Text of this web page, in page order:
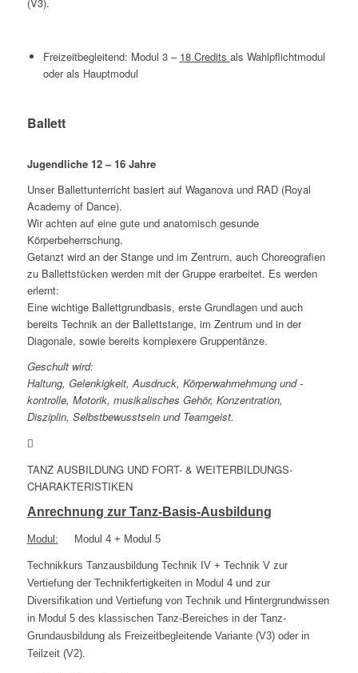
Freizeitbegleitend: Modul 3 – 18 Credits als Wahlpflichtmodul
oder als Hauptmodul
Ballett
Jugendliche 12 – 16 Jahre
Unser Ballettunterricht basiert auf Waganova und RAD (Royal
Academy of Dance).
Wir achten auf eine gute und anatomisch gesunde
Körperbeherrschung.
Getanzt wird an der Stange und im Zentrum, auch Choreografien
zu Ballettstücken werden mit der Gruppe erarbeitet. Es werden
erlernt:
Eine wichtige Ballettgrundbasis, erste Grundlagen und auch
bereits Technik an der Ballettstange, im Zentrum und in der
Diagonale, sowie bereits komplexere Gruppentänze.
Geschult wird:
Haltung, Gelenkigkeit, Ausdruck, Körperwahrnehmung und -
kontrolle, Motorik, musikalisches Gehör, Konzentration,
Disziplin, Selbstbewusstsein und Teamgeist.
TANZ AUSBILDUNG UND FORT- & WEITERBILDUNGS-
CHARAKTERISTIKEN
Anrechnung zur Tanz-Basis-Ausbildung
Modul: Modul 4 + Modul 5
Technikkurs Tanzausbildung Technik IV + Technik V zur
Vertiefung der Technikfertigkeiten in Modul 4 und zur
Diversifikation und Vertiefung von Technik und Hintergrundwissen
in Modul 5 des klassischen Tanz-Bereiches in der Tanz-
Grundausbildung als Freizeitbegleitende Variante (V3) oder in
Teilzeit (V2).